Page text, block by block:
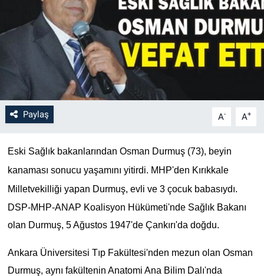
Paylaş A- A+
Eski Sağlık bakanlarından Osman Durmuş (73), beyin
kanaması sonucu yaşamını yitirdi. MHP'den Kırıkkale
Milletvekilliği yapan Durmuş, evli ve 3 çocuk babasıydı.
DSP-MHP-ANAP Koalisyon Hükümeti'nde Sağlık Bakanı
olan Durmuş, 5 Ağustos 1947'de Çankırı'da doğdu.
Ankara Üniversitesi Tıp Fakültesi'nden mezun olan Osman
Durmuş, aynı fakültenin Anatomi Ana Bilim Dalı'nda